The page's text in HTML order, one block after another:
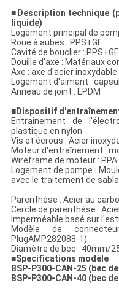
■ Description technique
liquide)
Logement principal de
Roue à aubes : PPS+GF
Cavité de bouclier : PPS+GF
Douille d'axe : Matériaux
Axe : axe d'acier inoxydable
Logement d'aimant :
Anneau de joint : EPDM
■Dispositif
Entraînement de
plastique en nylon
Vis et écrous : Acier
Moteur d'entraînement :
Wireframe de moteur : PPA
Logement de pompe :
avec le traitement de
Parenthèse : Acier au
Cercle de parenthèse :
Imperméable basé sur
Modèle de
PlugAMP282088-1)
Diamètre de bec : 40mm/
■Specifications modèle
BSP-P300-CAN-25 (bec
BSP-P300-CAN-40 (bec